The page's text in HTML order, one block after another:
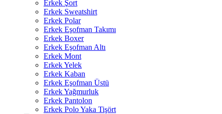
Erkek Şort
Erkek Sweatshirt
Erkek Polar
Erkek Eşofman Takımı
Erkek Boxer
Erkek Eşofman Altı
Erkek Mont
Erkek Yelek
Erkek Kaban
Erkek Eşofman Üstü
Erkek Yağmurluk
Erkek Pantolon
Erkek Polo Yaka Tişört